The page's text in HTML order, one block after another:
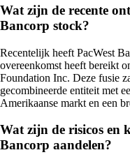
Wat zijn de recente
Bancorp stock?
Recentelijk heeft PacWest
overeenkomst heeft bereikt
Foundation Inc. Deze fusie
gecombineerde entiteit met
Amerikaanse markt en een
Wat zijn de risicos en
Bancorp aandelen?